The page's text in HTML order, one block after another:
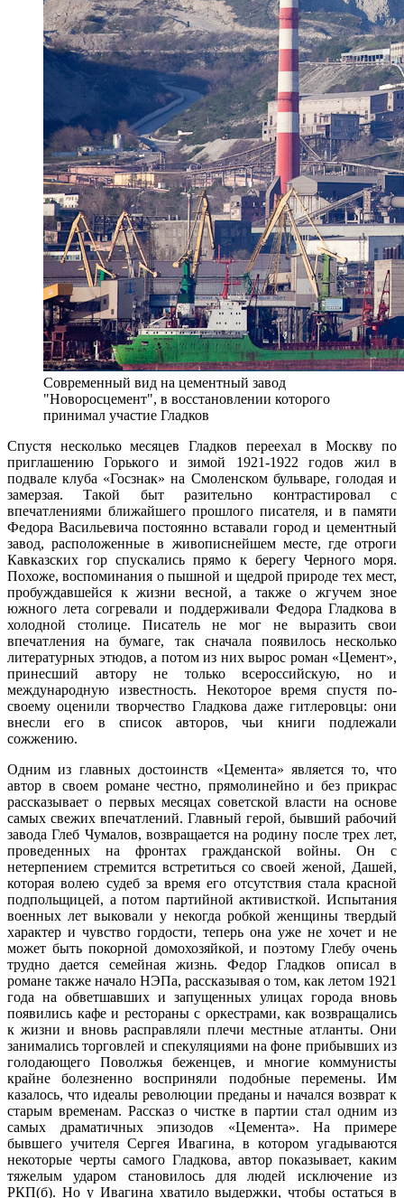
Современный вид на цементный завод
"Новоросцемент", в восстановлении которого
принимал участие Гладков
Спустя несколько месяцев Гладков переехал в Москву по
приглашению Горького и зимой 1921-1922 годов жил в
подвале клуба «Госзнак» на Смоленском бульваре, голодая и
замерзая. Такой быт разительно контрастировал с
впечатлениями ближайшего прошлого писателя, и в памяти
Федора Васильевича постоянно вставали город и цементный
завод, расположенные в живописнейшем месте, где отроги
Кавказских гор спускались прямо к берегу Черного моря.
Похоже, воспоминания о пышной и щедрой природе тех мест,
пробуждавшейся к жизни весной, а также о жгучем зное
южного лета согревали и поддерживали Федора Гладкова в
холодной столице. Писатель не мог не выразить свои
впечатления на бумаге, так сначала появилось несколько
литературных этюдов, а потом из них вырос роман «Цемент»,
принесший автору не только всероссийскую, но и
международную известность. Некоторое время спустя по-
своему оценили творчество Гладкова даже гитлеровцы: они
внесли его в список авторов, чьи книги подлежали
сожжению.
Одним из главных достоинств «Цемента» является то, что
автор в своем романе честно, прямолинейно и без прикрас
рассказывает о первых месяцах советской власти на основе
самых свежих впечатлений. Главный герой, бывший рабочий
завода Глеб Чумалов, возвращается на родину после трех лет,
проведенных на фронтах гражданской войны. Он с
нетерпением стремится встретиться со своей женой, Дашей,
которая волею судеб за время его отсутствия стала красной
подпольщицей, а потом партийной активисткой. Испытания
военных лет выковали у некогда робкой женщины твердый
характер и чувство гордости, теперь она уже не хочет и не
может быть покорной домохозяйкой, и поэтому Глебу очень
трудно дается семейная жизнь. Федор Гладков описал в
романе также начало НЭПа, рассказывая о том, как летом 1921
года на обветшавших и запущенных улицах города вновь
появились кафе и рестораны с оркестрами, как возвращались
к жизни и вновь расправляли плечи местные атланты. Они
занимались торговлей и спекуляциями на фоне прибывших из
голодающего Поволжья беженцев, и многие коммунисты
крайне болезненно восприняли подобные перемены. Им
казалось, что идеалы революции преданы и начался возврат к
старым временам. Рассказ о чистке в партии стал одним из
самых драматичных эпизодов «Цемента». На примере
бывшего учителя Сергея Ивагина, в котором угадываются
некоторые черты самого Гладкова, автор показывает, каким
тяжелым ударом становилось для людей исключение из
РКП(б). Но у Ивагина хватило выдержки, чтобы остаться в